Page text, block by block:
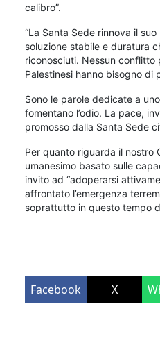
calibro”.
“La Santa Sede rinnova il
soluzione stabile e duratura
riconosciuti. Nessun conflitto
Palestinesi hanno bisogno di
Sono le parole dedicate a
fomentano l’odio. La pace,
promosso dalla Santa Sede
Per quanto riguarda il nostro
umanesimo basato sulle
invito ad “adoperarsi
affrontato l’emergenza
soprattutto in questo tempo
Facebook X